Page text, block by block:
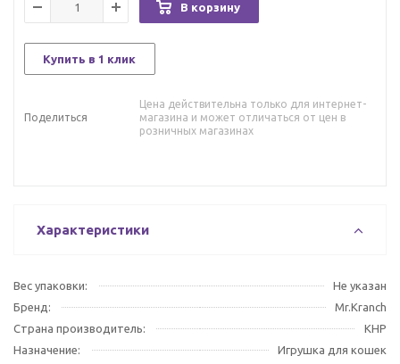
В корзину
Купить в 1 клик
Поделиться
Цена действительна только для интернет-
магазина и может отличаться от цен в
розничных магазинах
Характеристики
Вес упаковки:
Не указан
Бренд:
Mr.Kranch
Страна производитель:
КНР
Назначение:
Игрушка для кошек